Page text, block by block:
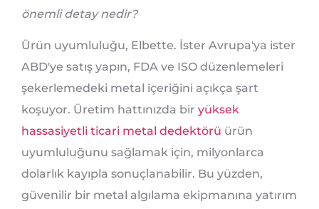
önemli detay nedir?
Ürün uyumluluğu, Elbette. İster Avrupa'ya ister
ABD'ye satış yapın, FDA ve ISO düzenlemeleri
şekerlemedeki metal içeriğini açıkça şart
koşuyor. Üretim hattınızda bir yüksek
hassasiyetli ticari metal dedektörü ürün
uyumluluğunu sağlamak için, milyonlarca
dolarlık kayıpla sonuçlanabilir. Bu yüzden,
güvenilir bir metal algılama ekipmanına yatırım